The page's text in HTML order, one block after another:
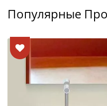
Популярные